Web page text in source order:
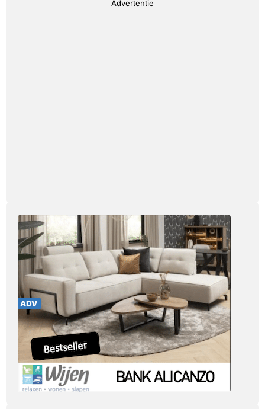
Advertentie